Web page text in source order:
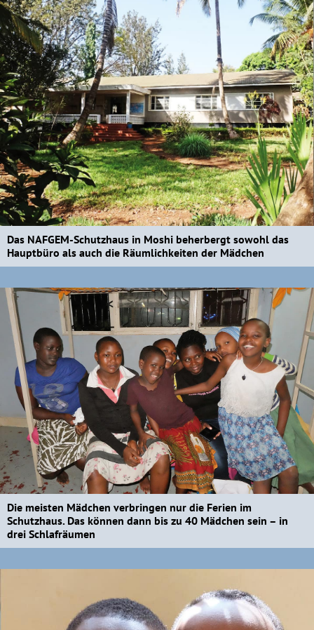
Das NAFGEM-Schutzhaus in Moshi beherbergt sowohl das
Hauptbüro als auch die Räumlichkeiten der Mädchen
Die meisten Mädchen verbringen nur die Ferien im
Schutzhaus. Das können dann bis zu 40 Mädchen sein – in
drei Schlafräumen